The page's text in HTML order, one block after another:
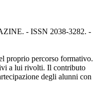
- ISSN 2038-3282. -
proprio percorso formativo.
a lui rivolti. Il contributo
degli alunni con